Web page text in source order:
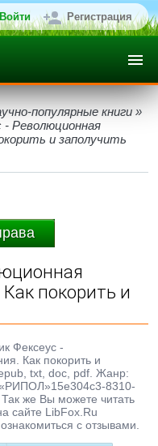
Войти Регистрация
популярные книги »
- Революционная
и заполучить
покорить и
Фексеус -
Как покорить и
txt, doc, pdf. Жанр:
«РИПОЛ»15e304c3-8310-
же Вы можете читать
сайте LibFox.Ru
с отзывами.